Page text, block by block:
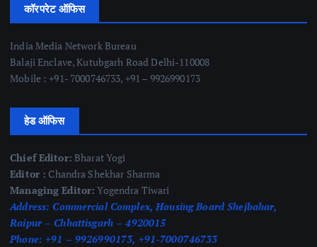
कॉरपरेट ऑफिस
India Media Network Bureau
Balaji Enclave, Kutubgarh Road Delhi-110008
Mobile : +91- 7000746733, +91 – 9926990173
हेड ऑफिस
Chief Editor: Bharat Yogi
Editor : Chandra Shekhar Sharma
Managing Editor: Yogendra Tiwari
Address: Commercial Complex, Housing Board Shejbahar,
Raipur – Chhattisgarh – 4920015
Phone: +91 – 9926990173, +91-7000746733